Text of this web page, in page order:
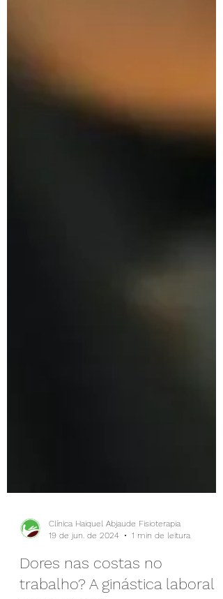
19 de jun. de 2024
1 min de leitura